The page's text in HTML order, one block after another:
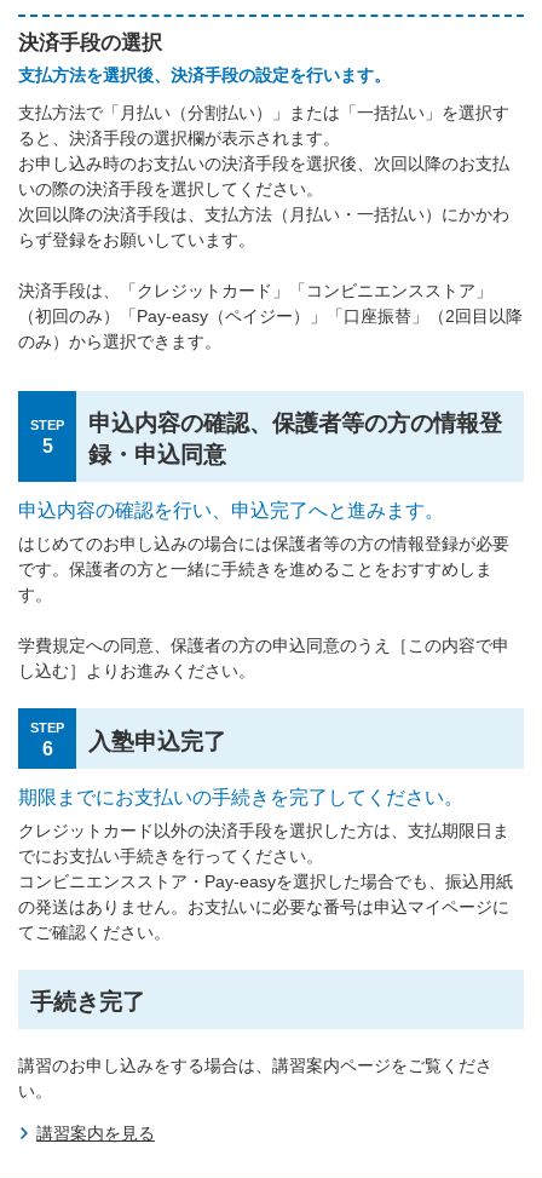
決済手段の選択
支払方法を選択後、決済手段の設定を行います。
支払方法で「月払い（分割払い）」または「一括払い」を選択す
ると、決済手段の選択欄が表示されます。
お申し込み時のお支払いの決済手段を選択後、次回以降のお支払
いの際の決済手段を選択してください。
次回以降の決済手段は、支払方法（月払い・一括払い）にかかわ
らず登録をお願いしています。
決済手段は、「クレジットカード」「コンビニエンスストア」
（初回のみ）「Pay-easy（ペイジー）」「口座振替」（2回目以降
のみ）から選択できます。
STEP
5
申込内容の確認、保護者等の方の情報登
録・申込同意
申込内容の確認を行い、申込完了へと進みます。
はじめてのお申し込みの場合には保護者等の方の情報登録が必要
です。保護者の方と一緒に手続きを進めることをおすすめしま
す。
学費規定への同意、保護者の方の申込同意のうえ［この内容で申
し込む］よりお進みください。
STEP
6 入塾申込完了
期限までにお支払いの手続きを完了してください。
クレジットカード以外の決済手段を選択した方は、支払期限日ま
でにお支払い手続きを行ってください。
コンビニエンスストア・Pay-easyを選択した場合でも、振込用紙
の発送はありません。お支払いに必要な番号は申込マイページに
てご確認ください。
手続き完了
講習のお申し込みをする場合は、講習案内ページをご覧くださ
い。
講習案内を見る